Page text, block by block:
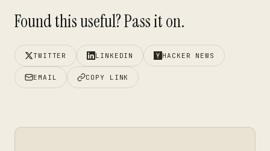
Found this useful? Pass it on.
TWITTER LINKEDIN HACKER NEWS
EMAIL COPY LINK